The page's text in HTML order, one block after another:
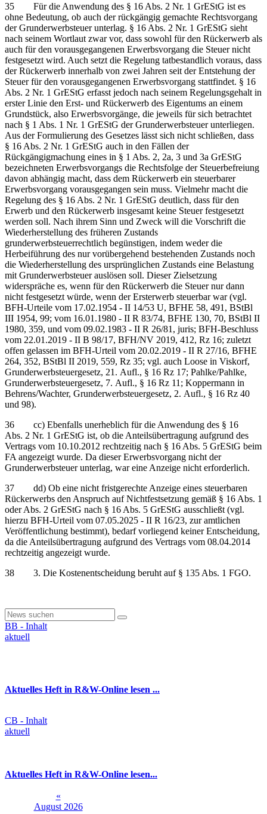
35 Für die Anwendung des § 16 Abs. 2 Nr. 1 GrEStG ist es
ohne Bedeutung, ob auch der rückgängig gemachte Rechtsvorgang
der Grunderwerbsteuer unterlag. § 16 Abs. 2 Nr. 1 GrEStG sieht
nach seinem Wortlaut zwar vor, dass sowohl für den Rückerwerb als
auch für den vorausgegangenen Erwerbsvorgang die Steuer nicht
festgesetzt wird. Auch setzt die Regelung tatbestandlich voraus, dass
der Rückerwerb innerhalb von zwei Jahren seit der Entstehung der
Steuer für den vorausgegangenen Erwerbsvorgang stattfindet. § 16
Abs. 2 Nr. 1 GrEStG erfasst jedoch nach seinem Regelungsgehalt in
erster Linie den Erst- und Rückerwerb des Eigentums an einem
Grundstück, also Erwerbsvorgänge, die jeweils für sich betrachtet
nach § 1 Abs. 1 Nr. 1 GrEStG der Grunderwerbsteuer unterliegen.
Aus der Formulierung des Gesetzes lässt sich nicht schließen, dass
§ 16 Abs. 2 Nr. 1 GrEStG auch in den Fällen der
Rückgängigmachung eines in § 1 Abs. 2, 2a, 3 und 3a GrEStG
bezeichneten Erwerbsvorgangs die Rechtsfolge der Steuerbefreiung
davon abhängig macht, dass dem Rückerwerb ein steuerbarer
Erwerbsvorgang vorausgegangen sein muss. Vielmehr macht die
Regelung des § 16 Abs. 2 Nr. 1 GrEStG deutlich, dass für den
Erwerb und den Rückerwerb insgesamt keine Steuer festgesetzt
werden soll. Nach ihrem Sinn und Zweck will die Vorschrift die
Wiederherstellung des früheren Zustands
grunderwerbsteuerrechtlich begünstigen, indem weder die
Herbeiführung des nur vorübergehend bestehenden Zustands noch
die Wiederherstellung des ursprünglichen Zustands eine Belastung
mit Grunderwerbsteuer auslösen soll. Dieser Zielsetzung
widerspräche es, wenn für den Rückerwerb die Steuer nur dann
nicht festgesetzt würde, wenn der Ersterwerb steuerbar war (vgl.
BFH-Urteile vom 17.02.1954 - II 14/53 U, BFHE 58, 491, BStBl
III 1954, 99; vom 16.01.1980 - II R 83/74, BFHE 130, 70, BStBl II
1980, 359, und vom 09.02.1983 - II R 26/81, juris; BFH-Beschluss
vom 22.01.2019 - II B 98/17, BFH/NV 2019, 412, Rz 16; zuletzt
offen gelassen im BFH-Urteil vom 20.02.2019 - II R 27/16, BFHE
264, 352, BStBl II 2019, 559, Rz 35; vgl. auch Loose in Viskorf,
Grunderwerbsteuergesetz, 21. Aufl., § 16 Rz 17; Pahlke/Pahlke,
Grunderwerbsteuergesetz, 7. Aufl., § 16 Rz 11; Koppermann in
Behrens/Wachter, Grunderwerbsteuergesetz, 2. Aufl., § 16 Rz 40
und 98).
36 cc) Ebenfalls unerheblich für die Anwendung des § 16
Abs. 2 Nr. 1 GrEStG ist, ob die Anteilsübertragung aufgrund des
Vertrags vom 10.10.2012 rechtzeitig nach § 16 Abs. 5 GrEStG beim
FA angezeigt wurde. Da dieser Erwerbsvorgang nicht der
Grunderwerbsteuer unterlag, war eine Anzeige nicht erforderlich.
37 dd) Ob eine nicht fristgerechte Anzeige eines steuerbaren
Rückerwerbs den Anspruch auf Nichtfestsetzung gemäß § 16 Abs. 1
oder Abs. 2 GrEStG nach § 16 Abs. 5 GrEStG ausschließt (vgl.
hierzu BFH-Urteil vom 07.05.2025 - II R 16/23, zur amtlichen
Veröffentlichung bestimmt), bedarf vorliegend keiner Entscheidung,
da die Anteilsübertragung aufgrund des Vertrags vom 08.04.2014
rechtzeitig angezeigt wurde.
38 3. Die Kostenentscheidung beruht auf § 135 Abs. 1 FGO.
BB - Inhalt
aktuell
Aktuelles Heft in R&W-Online lesen ...
CB - Inhalt
aktuell
Aktuelles Heft in R&W-Online lesen...
«
August 2026